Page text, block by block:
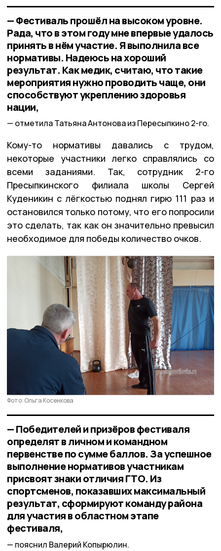
— Фестиваль прошёл на высоком уровне.
Рада, что в этом году мне впервые удалось
принять в нём участие. Я выполнила все
нормативы. Надеюсь на хороший
результат. Как медик, считаю, что такие
мероприятия нужно проводить чаще, они
способствуют укреплению здоровья
нации,
отметила Татьяна Антонова из Пересыпкино 2-го.
Кому-то нормативы давались с трудом,
некоторые участники легко справлялись со
всеми заданиями. Так, сотрудник 2-го
Пресыпкинского филиала школы Сергей
Куденикин с лёгкостью поднял гирю 111 раз и
остановился только потому, что его попросили
это сделать, так как он значительно превысил
необходимое для победы количество очков.
Фото: Ольга Косенкова
— Победителей и призёров фестиваля
определят в личном и командном
первенстве по сумме баллов. За успешное
выполнение нормативов участникам
присвоят знаки отличия ГТО. Из
спортсменов, показавших максимальный
результат, сформируют команду района
для участия в областном этапе
фестиваля,
пояснил Валерий Копырюлин.